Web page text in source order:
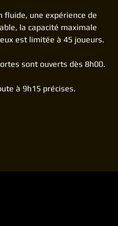
fluide, une expérience de
la capacité maximale
est limitée à 45 joueurs.
sont ouverts dès 8h00.
à 9h15 précises.